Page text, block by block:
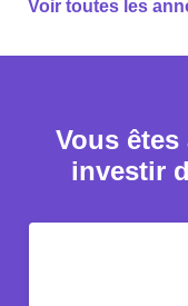
Voir toutes les
Vous
investir